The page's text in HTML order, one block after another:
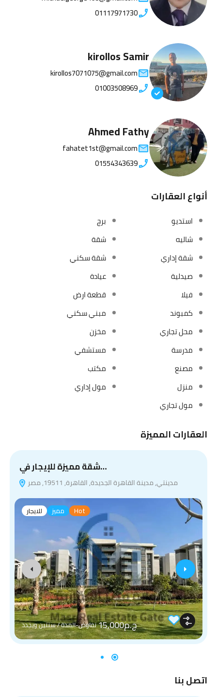
01117971730
kirollos Samir
kirollos7071075@gmail.com
01003508969
Ahmed Fathy
fahatet1st@gmail.com
01554343639
أنواع العقارات
استديو
برج
شاليه
شقة
شقة إداري
شقة سكني
صيدلية
عيادة
فيلا
قطعة ارض
كمبوند
مبني سكني
محل تجاري
مخزن
مدرسة
مستشفي
مصنع
مكتب
منزل
مول إداري
مول تجاري
العقارات المميزة
شقة مميزة للإيجار في…
مدينتي, مدينة القاهرة الجديدة, القاهرة, 19511, مصر
للايجار مميز Hot
ج.م15,000 تفاوض-المدة / سنتين ويجدد
اتصل بنا